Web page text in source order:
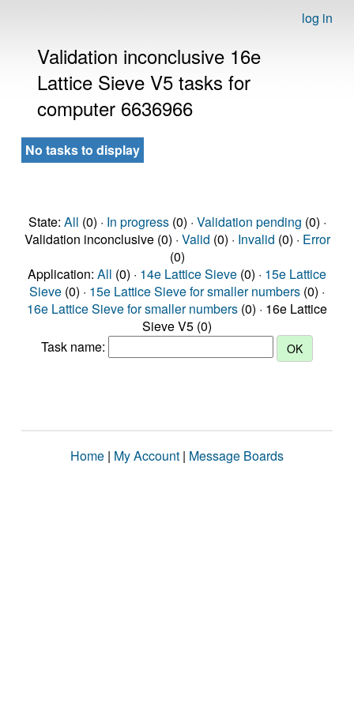
log in
Validation inconclusive 16e
Lattice Sieve V5 tasks for
computer 6636966
No tasks to display
State: All (0) · In progress(0) · Validation pending (0) ·
Validation inconclusive (0) · Valid (0) · Invalid (0) · Error
(0)
Application: All (0) · 14e Lattice Sieve (0) · 15e Lattice
Sieve (0) · 15e Lattice Sieve for smaller numbers (0) ·
16e Lattice Sieve for smaller numbers (0) · 16e Lattice
Sieve V5 (0)
Task name:
Home | My Account | Message Boards